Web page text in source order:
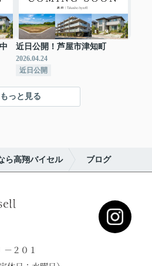
近日公開！芦屋市津知町
2026.04.24
近日公開
もっと見る
ら高翔バイセル ブログ
２０１